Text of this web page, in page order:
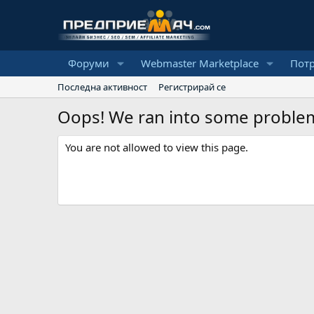
Форуми Webmaster Marketplace
Последна активност Регистрирай се
Oops! We ran into some
You are not allowed to view this page.